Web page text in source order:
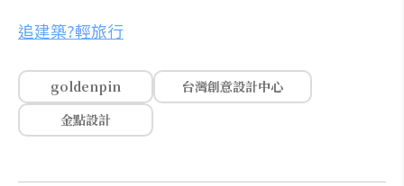
追建築?輕旅行
goldenpin
台灣創意設計中心
金點設計